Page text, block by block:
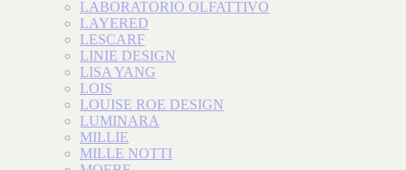
LABORATORIO OLFATTIVO
LAYERED
LESCARF
LINIE DESIGN
LISA YANG
LOIS
LOUISE ROE DESIGN
LUMINARA
MILLIE
MILLE NOTTI